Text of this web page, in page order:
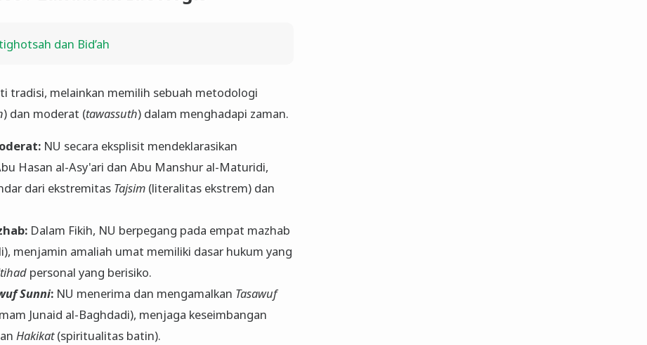
dan Bid’ah
tradisi, melainkan memilih sebuah metodologi
) dan moderat (tawassuth) dalam menghadapi zaman.
NU secara eksplisit mendeklarasikan
Hasan al-Asy'ari dan Abu Manshur al-Maturidi,
dari ekstremitas Tajsim (literalitas ekstrem) dan
Dalam Fikih, NU berpegang pada empat mazhab
menjamin amaliah umat memiliki dasar hukum yang
personal yang berisiko.
Sunni: NU menerima dan mengamalkan Tasawuf
Junaid al-Baghdadi), menjaga keseimbangan
Hakikat(spiritualitas batin).